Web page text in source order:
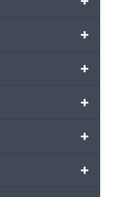
+
+
+
+
+